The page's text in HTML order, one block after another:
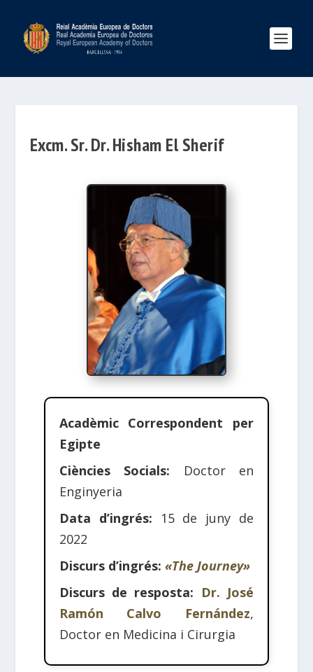
Excm. Sr. Dr. Hisham El Sherif
Acadèmic Correspondent per
Egipte
Ciències Socials: Doctor en
Enginyeria
Data d’ingrés: 15 de juny de
2022
Discurs d’ingrés: «The Journey»
Discurs de resposta: Dr. José
Ramón Calvo Fernández,
Doctor en Medicina i Cirurgia